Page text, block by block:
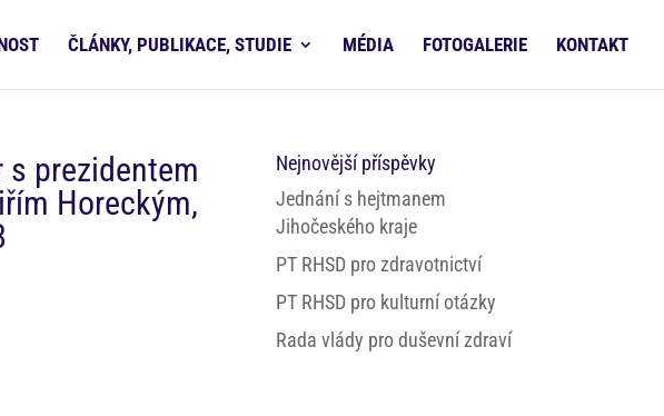
ČLÁNKY, PUBLIKACE, STUDIE MÉDIA FOTOGALERIE KONTAKT
s prezidentem
Horeckým,
Nejnovější příspěvky
Jednání s hejtmanem
Jihočeského kraje
PT RHSD pro zdravotnictví
PT RHSD pro kulturní otázky
Rada vlády pro duševní zdraví